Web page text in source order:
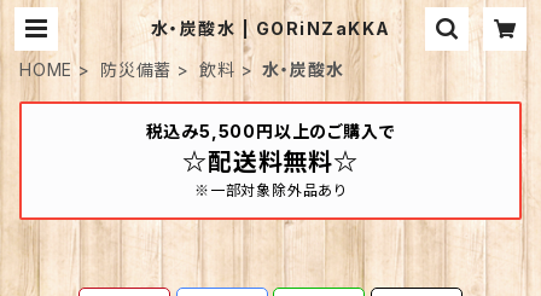
水・炭酸水 | GORiNZaKKA
HOME
防災備蓄 飲料 水・炭酸水
税込み5,500円以上のご購入で
☆配送料無料☆
※一部対象除外品あり